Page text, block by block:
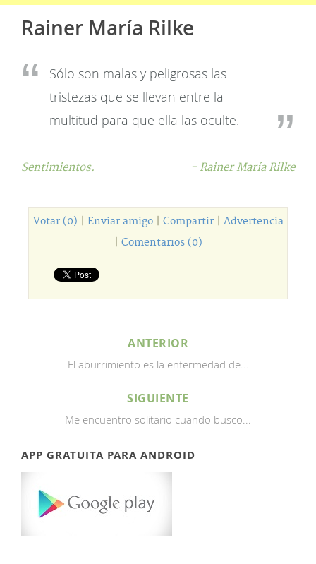
Rainer María Rilke
Sólo son malas y peligrosas las
tristezas que se llevan entre la
multitud para que ella las oculte.
Sentimientos. - Rainer María Rilke
Votar (0) Enviar amigo| Compartir| Advertencia
Comentarios (0)
ANTERIOR
El aburrimiento es la enfermedad de...
SIGUIENTE
Me encuentro solitario cuando busco...
APP GRATUITA PARA ANDROID